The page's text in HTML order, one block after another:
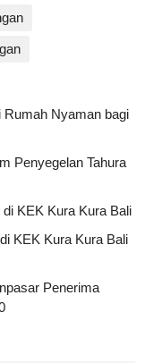
Rumah Nyaman bagi
Penyegelan Tahura
KEK Kura Kura Bali
KEK Kura Kura Bali
Penerima